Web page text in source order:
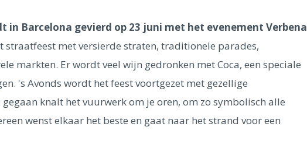
Barcelona gevierd op 23 juni met het evenement Verbena
straatfeest met versierde straten, traditionele parades,
markten. Er wordt veel wijn gedronken met Coca, een speciale
's Avonds wordt het feest voortgezet met gezellige
knalt het vuurwerk om je oren, om zo symbolisch alle
wenst elkaar het beste en gaat naar het strand voor een